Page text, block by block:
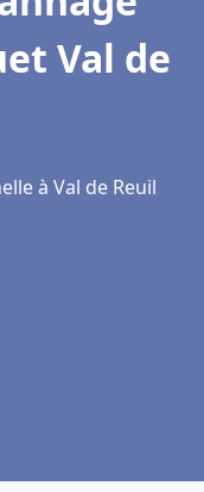
Val de
à Val de Reuil